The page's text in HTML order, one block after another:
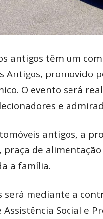
antigos têm um
Antigos, promovido
O evento será
e
antigos, a
de
a família.
mediante a
Social e